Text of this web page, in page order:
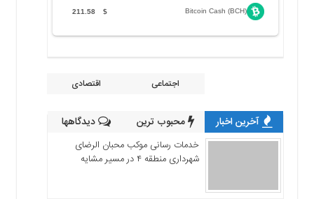
Bitcoin Cash (BCH)
$
211.58
اجتماعی اقتصادی
آخرین اخبار محبوب ترین دیدگاهها
خدمات رسانی موکب محبان الرضای
شهرداری منطقه ۴ در مسیر مشایه